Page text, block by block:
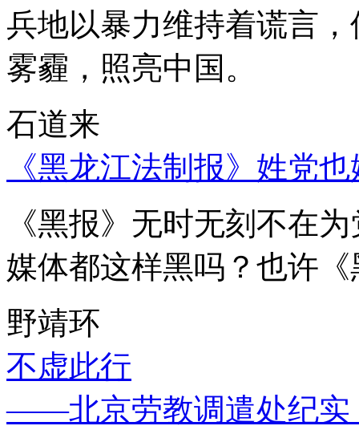
兵地以暴力维持着谎言
雾霾，照亮中国。
石道来
《黑龙江法制报》姓党
《黑报》无时无刻不在
媒体都这样黑吗？也许
野靖环
不虚此行
——北京劳教调遣处纪实